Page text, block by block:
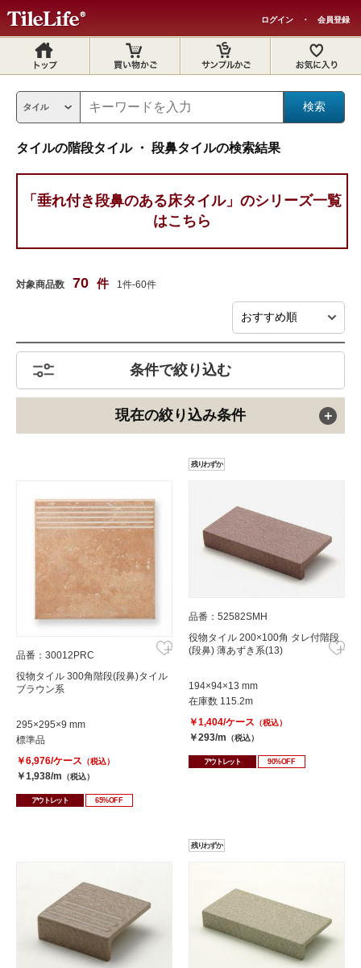
ログイン ・ 会員登録
タイルの階段タイル ・ 段鼻タイルの検索結果
「垂れ付き段鼻のある床タイル」のシリーズ一覧
はこちら
対象商品数 70 件 1件-60件
条件で絞り込む
現在の絞り込み条件
品番：30012PRC
役物タイル 300角階段(段鼻)タイル
ブラウン系
295×295×9 mm
標準品
￥6,976/ケース （税込）
￥1,938/m （税込）
アウトレット 65%OFF
残りわずか
品番：52582SMH
役物タイル 200×100角 タレ付階段
(段鼻) 薄あずき系(13)
194×94×13 mm
在庫数 115.2m
￥1,404/ケース （税込）
￥293/m （税込）
アウトレット 90%OFF
残りわずか